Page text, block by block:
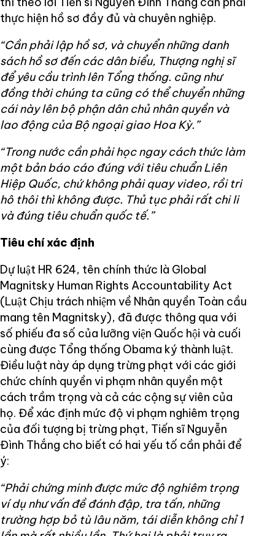
thực hiện hồ sơ đầy đủ và chuyên nghiệp.
“Cần phải lập hồ sơ, và chuyển những danh
sách hồ sơ đến các dân biểu, Thượng nghị sĩ
để yêu cầu trình lên Tổng thống. cũng như
đồng thời chúng ta cũng có thể chuyển những
cái này lên bộ phận dân chủ nhân quyền và
lao động của Bộ ngoại giao Hoa Kỳ.”
“Trong nước cần phải học ngay cách thức làm
một bản báo cáo đúng với tiêu chuẩn Liên
Hiệp Quốc, chứ không phải quay video, rồi tri
hô thôi thì không được. Thủ tục phải rất chi li
và đúng tiêu chuẩn quốc tế.”
Tiêu chí xác định
Dự luật HR 624, tên chính thức là Global
Magnitsky Human Rights Accountability Act
(Luật Chịu trách nhiệm về Nhân quyền Toàn cầu
mang tên Magnitsky), đã được thông qua với
số phiếu đa số của lưỡng viện Quốc hội và cuối
cùng được Tổng thống Obama ký thành luật.
Điều luật này áp dụng trừng phạt với các giới
chức chính quyền vi phạm nhân quyền một
cách trầm trọng và cả các cộng sự viên của
họ. Để xác định mức độ vi phạm nghiêm trọng
của đối tượng bị trừng phạt, Tiến sĩ Nguyễn
Đình Thắng cho biết có hai yếu tố cần phải để
ý:
“Phải chứng minh được mức độ nghiêm trọng
ví dụ như vấn đề đánh đập, tra tấn, những
trường hợp bỏ tù lâu năm, tái diễn không chỉ 1